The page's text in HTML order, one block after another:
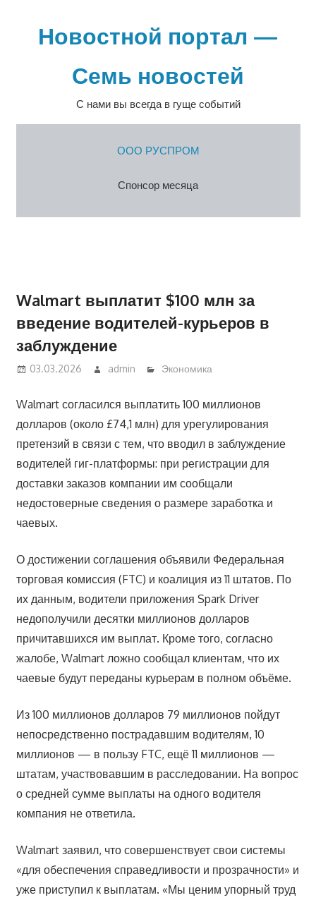
содержимомуНовостной портал —
Семь новостей
С нами вы всегда в гуще событий
ООО РУСПРОМ
Спонсор месяца
Walmart выплатит $100 млн за
введение водителей-курьеров в
заблуждение
03.03.2026 admin Экономика
Walmart согласился выплатить 100 миллионов
долларов (около £74,1 млн) для урегулирования
претензий в связи с тем, что вводил в заблуждение
водителей гиг-платформы: при регистрации для
доставки заказов компании им сообщали
недостоверные сведения о размере заработка и
чаевых.
О достижении соглашения объявили Федеральная
торговая комиссия (FTC) и коалиция из 11 штатов. По
их данным, водители приложения Spark Driver
недополучили десятки миллионов долларов
причитавшихся им выплат. Кроме того, согласно
жалобе, Walmart ложно сообщал клиентам, что их
чаевые будут переданы курьерам в полном объёме.
Из 100 миллионов долларов 79 миллионов пойдут
непосредственно пострадавшим водителям, 10
миллионов — в пользу FTC, ещё 11 миллионов —
штатам, участвовавшим в расследовании. На вопрос
о средней сумме выплаты на одного водителя
компания не ответила.
Walmart заявил, что совершенствует свои системы
«для обеспечения справедливости и прозрачности» и
уже приступил к выплатам. «Мы ценим упорный труд